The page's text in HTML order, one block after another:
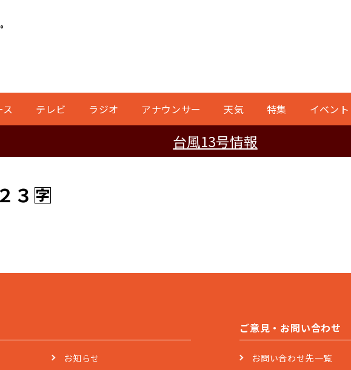
テレビ ラジオ アナウンサー 天気 特集 イベント
台風13号情報
３🈑
お知らせ
ご意見・お問い合わせ
お問い合わせ先一覧